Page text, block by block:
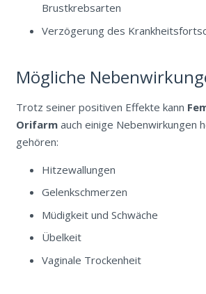
Brustkrebsarten
Verzögerung des
Mögliche
Trotz seiner positiven Effekte kann
Orifarmauch einige Nebenwirkungen
gehören:
Hitzewallungen
Gelenkschmerzen
Müdigkeit und Schwäche
Übelkeit
Vaginale Trockenheit